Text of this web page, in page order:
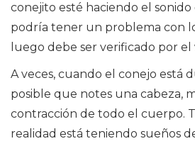
conejito esté haciendo el sonido
podría tener un problema con
luego debe ser verificado por el
A veces, cuando el conejo está
posible que notes una cabeza,
contracción de todo el cuerpo.
realidad está teniendo sueños